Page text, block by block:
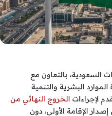
السعودية، بالتعاون مع
الموارد البشرية والتنمية
لإجراءات الخروج النهائي من
الإقامة الأولى، دون